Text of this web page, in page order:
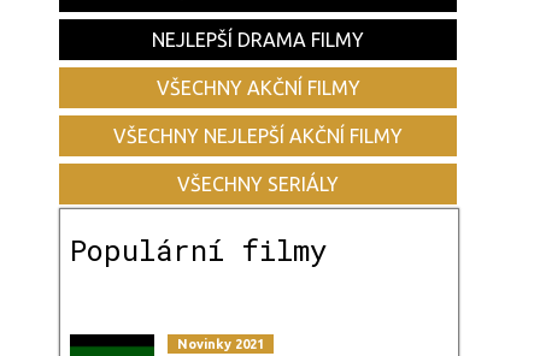
NEJLEPŠÍ DRAMA FILMY
VŠECHNY AKČNÍ FILMY
VŠECHNY NEJLEPŠÍ AKČNÍ FILMY
VŠECHNY SERIÁLY
Populární filmy
Novinky 2021